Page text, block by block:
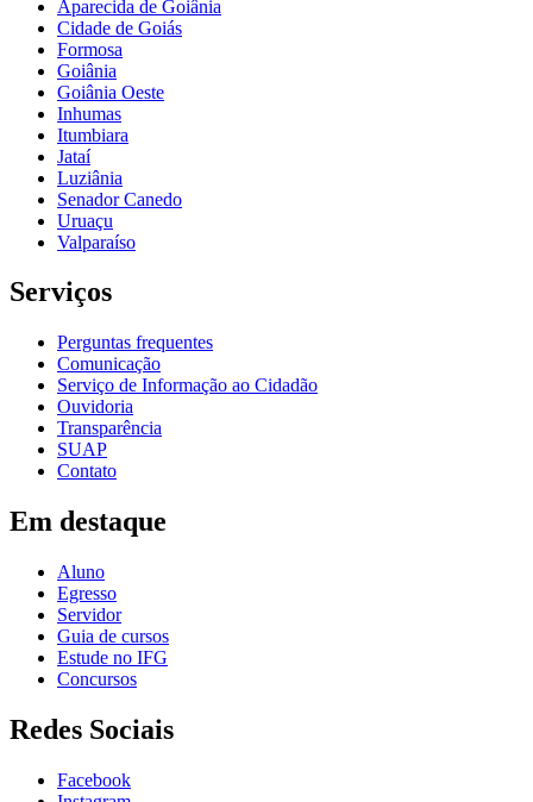
Aparecida de Goiânia
Cidade de Goiás
Formosa
Goiânia
Goiânia Oeste
Inhumas
Itumbiara
Jataí
Luziânia
Senador Canedo
Uruaçu
Valparaíso
Serviços
Perguntas frequentes
Comunicação
Serviço de Informação ao Cidadão
Ouvidoria
Transparência
SUAP
Contato
Em destaque
Aluno
Egresso
Servidor
Guia de cursos
Estude no IFG
Concursos
Redes Sociais
Facebook